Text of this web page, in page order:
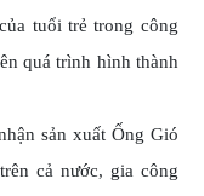
tuổi trẻ trong công
quá trình hình thành
sản xuất Ống Gió
cả nước, gia công